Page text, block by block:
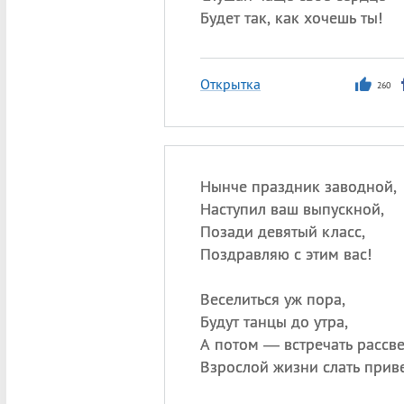
Будет так, как хочешь ты!
Открытка 260
Нынче праздник заводной,
Наступил ваш выпускной,
Позади девятый класс,
Поздравляю с этим вас!
Веселиться уж пора,
Будут танцы до утра,
А потом — встречать
Взрослой жизни слать